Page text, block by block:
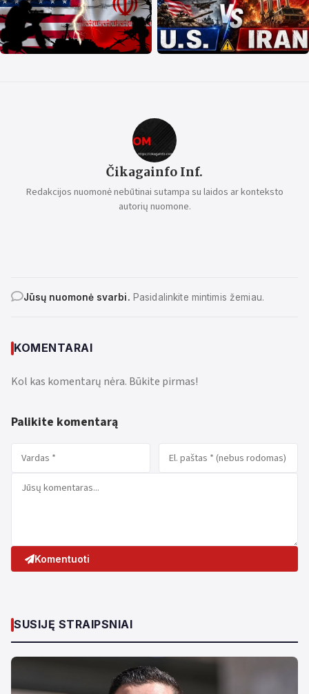
Čikagainfo Inf.
Redakcijos nuomonė nebūtinai sutampa su laidos ar konteksto
autorių nuomone.
Jūsų nuomonė svarbi. Pasidalinkite mintimis žemiau.
KOMENTARAI
Kol kas komentarų nėra. Būkite pirmas!
Palikite komentarą
Komentuoti
SUSIJĘ STRAIPSNIAI